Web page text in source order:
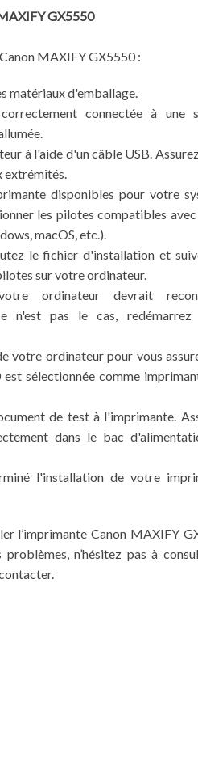
GX5550
MAXIFY GX5550 :
matériaux d'emballage.
connectée à une
à l'aide d'un câble USB.
extrémités.
disponibles pour votre
les pilotes compatibles
macOS, etc.).
le fichier d'installation et
sur votre ordinateur.
ordinateur devrait
n'est pas le cas, redémarrez
votre ordinateur pour vous
sélectionnée comme
de test à l'imprimante.
dans le bac
l'installation de votre
l’imprimante Canon MAXIFY
n’hésitez pas à